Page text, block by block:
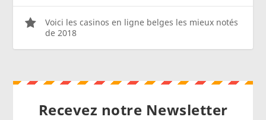
Voici les casinos en ligne belges les mieux notés
de 2018
Recevez notre Newsletter